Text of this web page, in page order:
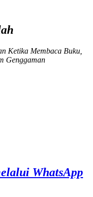
Ketika Membaca Buku,
Genggaman
WhatsApp